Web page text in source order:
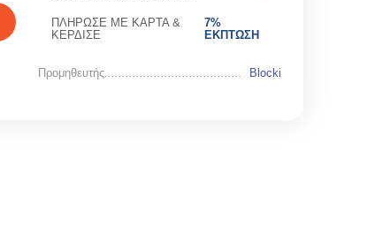
ΠΛΗΡΩΣΕ ΜΕ ΚΑΡΤΑ &
ΚΕΡΔΙΣΕ
7%
ΕΚΠΤΩΣΗ
Προμηθευτής Blocki